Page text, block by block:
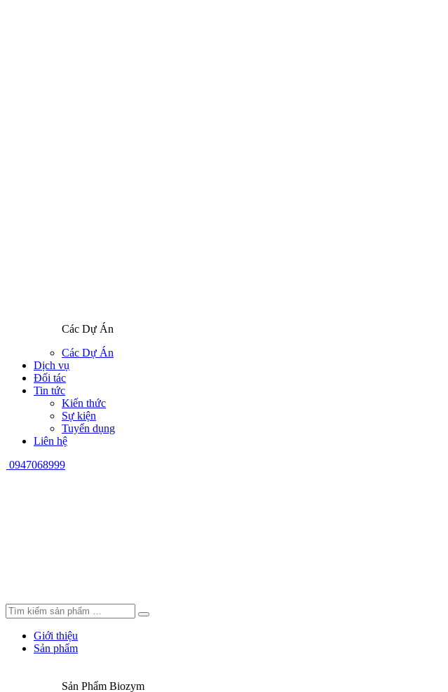
Các Dự Án
Các Dự Án
Dịch vụ
Đối tác
Tin tức
Kiến thức
Sự kiện
Tuyển dụng
Liên hệ
0947068999
Giới thiệu
Sản phẩm
Sản Phẩm Biozym